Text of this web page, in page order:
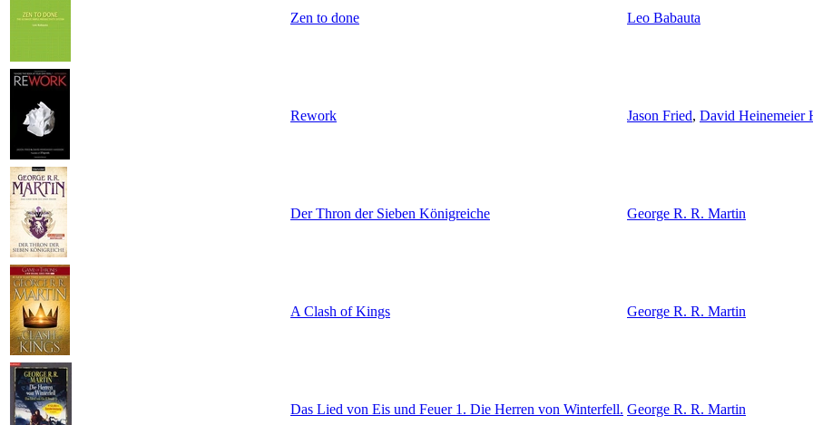
Zen to done Leo Babauta
Rework Jason Fried, David Heinemeier
Der Thron der Sieben Königreiche George R. R. Martin
A Clash of Kings George R. R. Martin
Das Lied von Eis und Feuer 1. Die Herren von Winterfell. George R. R. Martin